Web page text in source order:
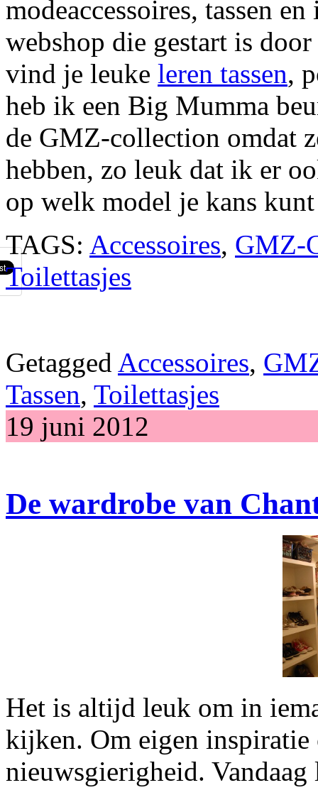
modeaccessoires, tassen
webshop die gestart is
vind je leuke leren tassen,
heb ik een Big Mumma
de GMZ-collection omdat
hebben, zo leuk dat ik er
op welk model je kans
TAGS: Accessoires, GMZ-
Toilettasjes
Getagged Accessoires,
Tassen, Toilettasjes
19 juni 2012
De wardrobe van
Het is altijd leuk om in
kijken. Om eigen
nieuwsgierigheid.